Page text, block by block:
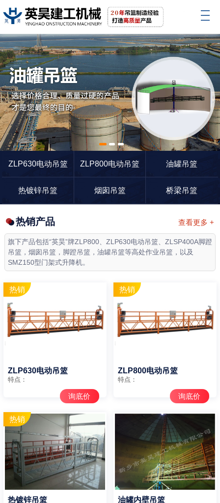
1 2
3
ZLP630电动吊篮
ZLP800电动吊篮 油罐吊篮
热镀锌吊篮 烟囱吊篮 桥梁吊篮
查看更多 +
热销产品
旗下产品包括“英昊”牌ZLP800、ZLP630电动吊篮、ZLSP400A脚蹬
吊篮，烟囱吊篮，脚蹬吊篮，油罐吊篮等高处作业吊篮，以及
SMZ150型门架式升降机。
ZLP630电动吊篮
特点：
询底价
ZLP800电动吊篮
特点：
询底价
热镀锌吊篮 油罐内壁吊篮